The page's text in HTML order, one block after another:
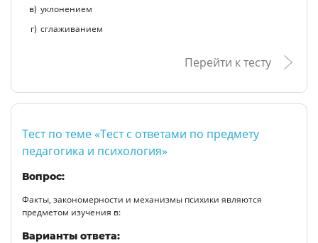
уклонением
сглаживанием
Перейти к тесту
Тест по теме «Тест с ответами по предмету
педагогика и психология»
Вопрос:
Факты, закономерности и механизмы психики являются
предметом изучения в:
Варианты ответа: